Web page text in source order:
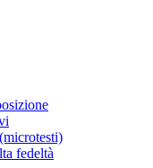
fedeltà